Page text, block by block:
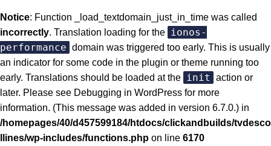
Notice: Function _load_textdomain_just_in_time was called
incorrectly. Translation loading for the ionos-
performance domain was triggered too early. This is usually
an indicator for some code in the plugin or theme running too
early. Translations should be loaded at the init
action or
later. Please see Debugging in WordPress for more
information. (This message was added in version 6.7.0.) in
/homepages/40/d457599184/htdocs/clickandbuilds/tvdesco
llines/wp-includes/functions.php on line 6170